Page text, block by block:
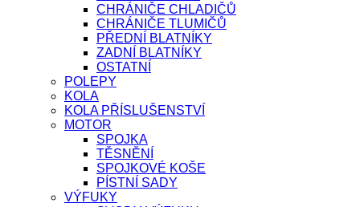
CHRÁNIČE CHLADIČŮ
CHRÁNIČE TLUMIČŮ
PŘEDNÍ BLATNÍKY
ZADNÍ BLATNÍKY
OSTATNÍ
POLEPY
KOLA
KOLA PŘÍSLUŠENSTVÍ
MOTOR
SPOJKA
TĚSNĚNÍ
SPOJKOVÉ KOŠE
PÍSTNÍ SADY
VÝFUKY